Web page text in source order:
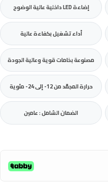
إضاءة LED داخلية عالية الوضوح
أداء تشغيل بكفاءة عالية
مصنوعة بخامات قوية وعالية الجودة
حرارة المجمّد من 12- إلى 24- مئوية
الضمان الشامل : عامين